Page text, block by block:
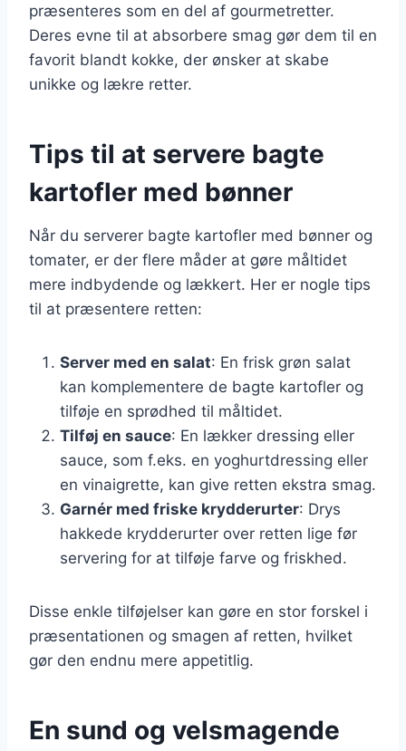
præsenteres som en del af gourmetretter.
Deres evne til at absorbere smag gør dem til en
favorit blandt kokke, der ønsker at skabe
unikke og lækre retter.
Tips til at servere bagte
kartofler med bønner
Når du serverer bagte kartofler med bønner og
tomater, er der flere måder at gøre måltidet
mere indbydende og lækkert. Her er nogle tips
til at præsentere retten:
Server med en salat: En frisk grøn salat
kan komplementere de bagte kartofler og
tilføje en sprødhed til måltidet.
Tilføj en sauce: En lækker dressing eller
sauce, som f.eks. en yoghurtdressing eller
en vinaigrette, kan give retten ekstra smag.
Garnér med friske krydderurter: Drys
hakkede krydderurter over retten lige før
servering for at tilføje farve og friskhed.
Disse enkle tilføjelser kan gøre en stor forskel i
præsentationen og smagen af retten, hvilket
gør den endnu mere appetitlig.
En sund og velsmagende